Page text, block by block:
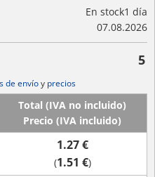
En stock1 día
07.08.2026
5
de envíoy precios
Total (IVA no incluido)
Precio (IVA incluido)
1.27 €
(1.51 €)